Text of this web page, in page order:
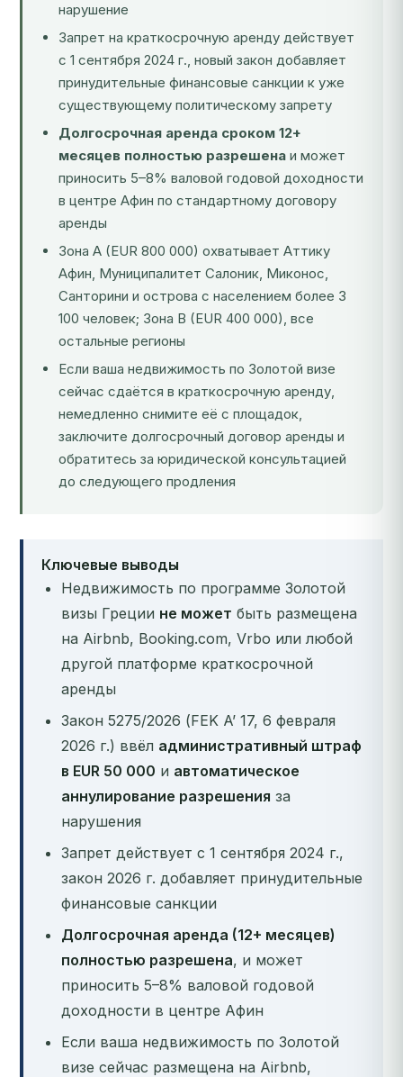
нарушение
Запрет на краткосрочную аренду действует
с 1 сентября 2024 г., новый закон добавляет
принудительные финансовые санкции к уже
существующему политическому запрету
Долгосрочная аренда сроком 12+
месяцев полностью разрешена и может
приносить 5–8% валовой годовой доходности
в центре Афин по стандартному договору
аренды
Зона A (EUR 800 000) охватывает Аттику
Афин, Муниципалитет Салоник, Миконос,
Санторини и острова с населением более 3
100 человек; Зона B (EUR 400 000), все
остальные регионы
Если ваша недвижимость по Золотой визе
сейчас сдаётся в краткосрочную аренду,
немедленно снимите её с площадок,
заключите долгосрочный договор аренды и
обратитесь за юридической консультацией
до следующего продления
Ключевые выводы
Недвижимость по программе Золотой
визы Греции не может быть размещена
на Airbnb, Booking.com, Vrbo или любой
другой платформе краткосрочной
аренды
Закон 5275/2026 (FEK A’ 17, 6 февраля
2026 г.) ввёл административный штраф
в EUR 50 000 и автоматическое
аннулирование разрешения за
нарушения
Запрет действует с 1 сентября 2024 г.,
закон 2026 г. добавляет принудительные
финансовые санкции
Долгосрочная аренда (12+ месяцев)
полностью разрешена, и может
приносить 5–8% валовой годовой
доходности в центре Афин
Если ваша недвижимость по Золотой
визе сейчас размещена на Airbnb,